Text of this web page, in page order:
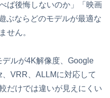
ば後悔しないのか」「映画
ぶならどのモデルが最適な
せん。
ルが4K解像度、Google
VRR、ALLMに対応して
だけでは違いが見えにくい